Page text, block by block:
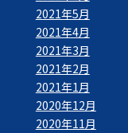
2021年5月
2021年4月
2021年3月
2021年2月
2021年1月
2020年12月
2020年11月